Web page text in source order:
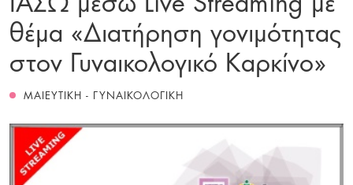
θέμα «Διατήρηση γονιμότητας
στον Γυναικολογικό Καρκίνο»
ΜΑΙΕΥΤΙΚΗ - ΓΥΝΑΙΚΟΛΟΓΙΚΗ